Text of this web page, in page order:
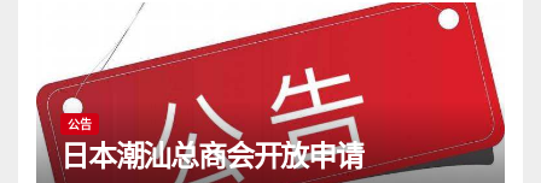
公告
日本潮汕总商会开放申请